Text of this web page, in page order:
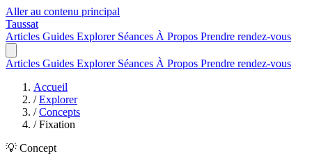
Aller au contenu principal
Taussat
Articles Guides Explorer Séances À Propos Prendre rendez-vous
Articles Guides Explorer Séances À Propos Prendre rendez-vous
Accueil
/ Explorer
/ Concepts
/ Fixation
💡 Concept